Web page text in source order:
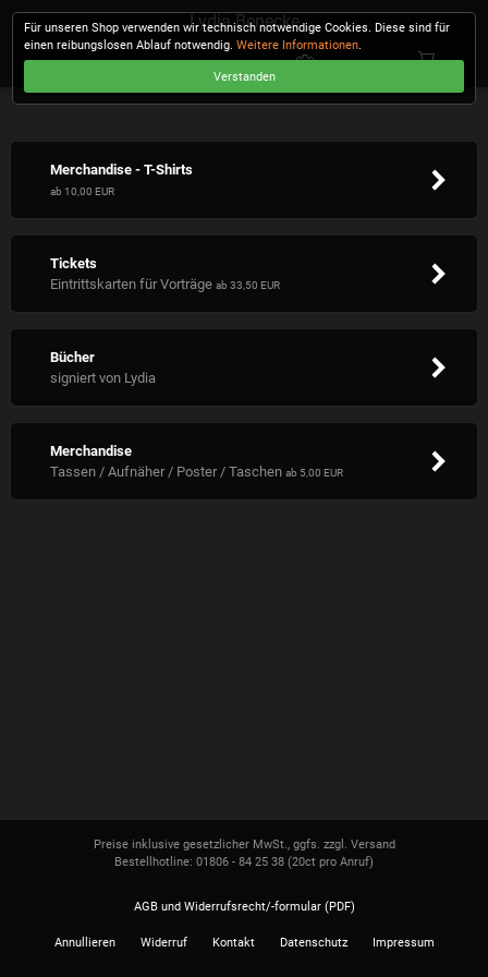
Lydia Benecke
Merchandise - T-Shirts
ab 10,00 EUR
Tickets
Eintrittskarten für Vorträge ab 33,50 EUR
Bücher
signiert von Lydia
Merchandise
Tassen / Aufnäher / Poster / Taschen ab 5,00 EUR
Für unseren Shop verwenden wir technisch notwendige Cookies. Diese sind für
einen reibungslosen Ablauf notwendig.Weitere Informationen.
Verstanden
Preise inklusive gesetzlicher MwSt., ggfs. zzgl. Versand
Bestellhotline: 01806 - 84 25 38 (20ct pro Anruf)
AGB und Widerrufsrecht/-formular (PDF)
Annullieren Widerruf Kontakt Datenschutz Impressum